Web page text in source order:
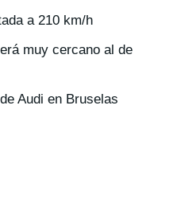
a 210 km/h
muy cercano al de
Audi en Bruselas